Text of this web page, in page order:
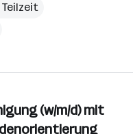
(w/m/d) mit